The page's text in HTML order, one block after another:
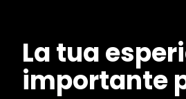
La tua
importante